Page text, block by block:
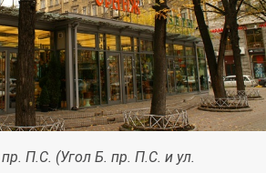
П.С. (Угол Б. пр. П.С. и ул.